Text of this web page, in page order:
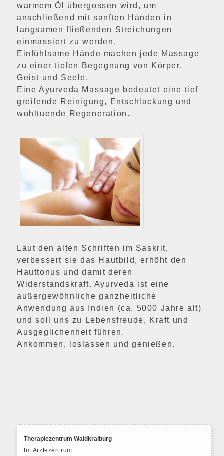
warmem Öl übergossen wird, um
anschließend mit sanften Händen in
langsamen fließenden Streichungen
einmassiert zu werden.
Einfühlsame Hände machen jede Massage
zu einer tiefen Begegnung von Körper,
Geist und Seele.
Eine Ayurveda Massage bedeutet eine tief
greifende Reinigung, Entschlackung und
wohltuende Regeneration.
Laut den alten Schriften im Saskrit,
verbessert sie das Hautbild, erhöht den
Hauttonus und damit deren
Widerstandskraft. Ayurveda ist eine
außergewöhnliche ganzheitliche
Anwendung aus Indien (ca. 5000 Jahre alt)
und soll uns zu Lebensfreude, Kraft und
Ausgeglichenheit führen.
Ankommen, loslassen und genießen.
Therapiezentrum Waldkraiburg
Im Ärztezentrum